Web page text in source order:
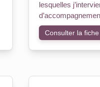
lesquelles
Consulter la fiche